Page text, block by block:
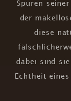
Spuren
der
diese
dabei sind
Echtheit